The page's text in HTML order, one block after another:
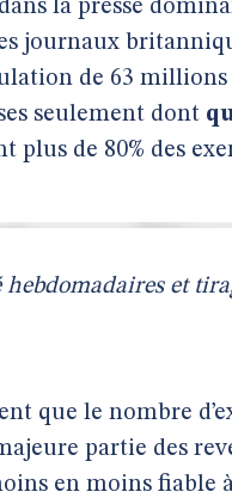
la presse
journaux
de 63 millions
seulement dont
plus de 80% des
hebdomadaires et
que le nombre
partie des
en moins fiable